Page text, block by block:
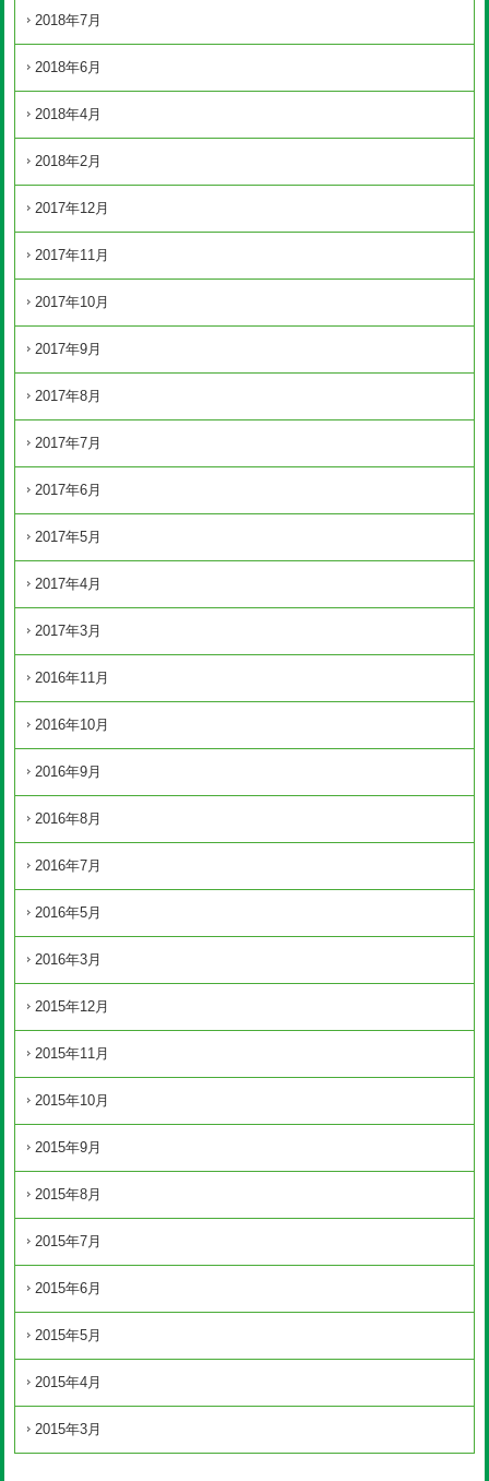
2018年7月
2018年6月
2018年4月
2018年2月
2017年12月
2017年11月
2017年10月
2017年9月
2017年8月
2017年7月
2017年6月
2017年5月
2017年4月
2017年3月
2016年11月
2016年10月
2016年9月
2016年8月
2016年7月
2016年5月
2016年3月
2015年12月
2015年11月
2015年10月
2015年9月
2015年8月
2015年7月
2015年6月
2015年5月
2015年4月
2015年3月